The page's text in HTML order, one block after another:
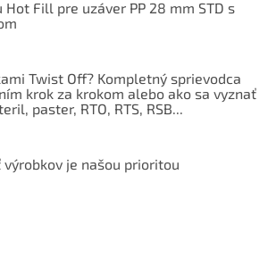
Fill pre uzáver PP 28 mm STD s
Twist Off? Kompletný sprievodca
krok za krokom alebo ako sa vyznať
paster, RTO, RTS, RSB...
výrobkov je našou prioritou